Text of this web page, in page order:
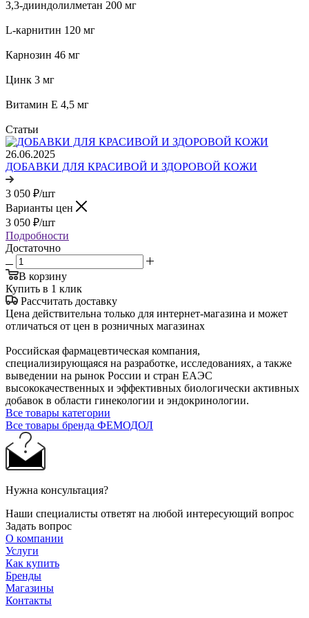
3,3-дииндолилметан 200 мг
L-карнитин 120 мг
Карнозин 46 мг
Цинк 3 мг
Витамин Е 4,5 мг
Статьи
26.06.2025
ДОБАВКИ ДЛЯ КРАСИВОЙ И ЗДОРОВОЙ КОЖИ
3 050 ₽/шт
Варианты цен
3 050 ₽/шт
Подробности
Достаточно
В корзину
Купить в 1 клик
Рассчитать доставку
Цена действительна только для интернет-магазина и может
отличаться от цен в розничных магазинах
Российская фармацевтическая компания,
специализирующаяся на разработке, исследованиях, а также
выведении на рынок России и стран ЕАЭС
высококачественных и эффективных биологически активных
добавок в области гинекологии и эндокринологии.
Все товары категории
Все товары бренда ФЕМОДОЛ
Нужна консультация?
Наши специалисты ответят на любой интересующий вопрос
Задать вопрос
О компании
Услуги
Как купить
Бренды
Магазины
Контакты